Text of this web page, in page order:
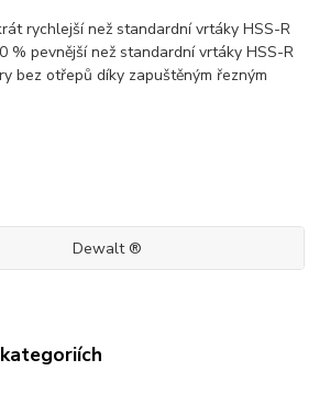
rychlejší než standardní vrtáky HSS-R
% pevnější než standardní vrtáky HSS-R
bez otřepů díky zapuštěným řezným
Dewalt ®